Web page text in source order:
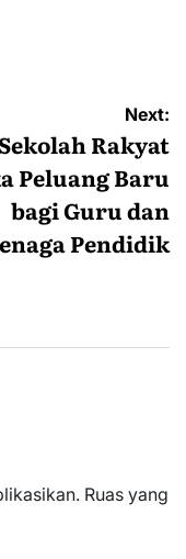
Next:
Sekolah Rakyat
Peluang Baru
bagi Guru dan
Pendidik
Ruas yang